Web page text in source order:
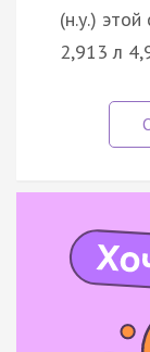
(н.у.)
2,913 л